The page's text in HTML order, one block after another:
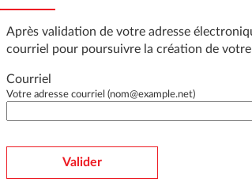
Après validation de votre adresse
courriel pour poursuivre la création de
Courriel
Votre adresse courriel (nom@example.net)
Valider